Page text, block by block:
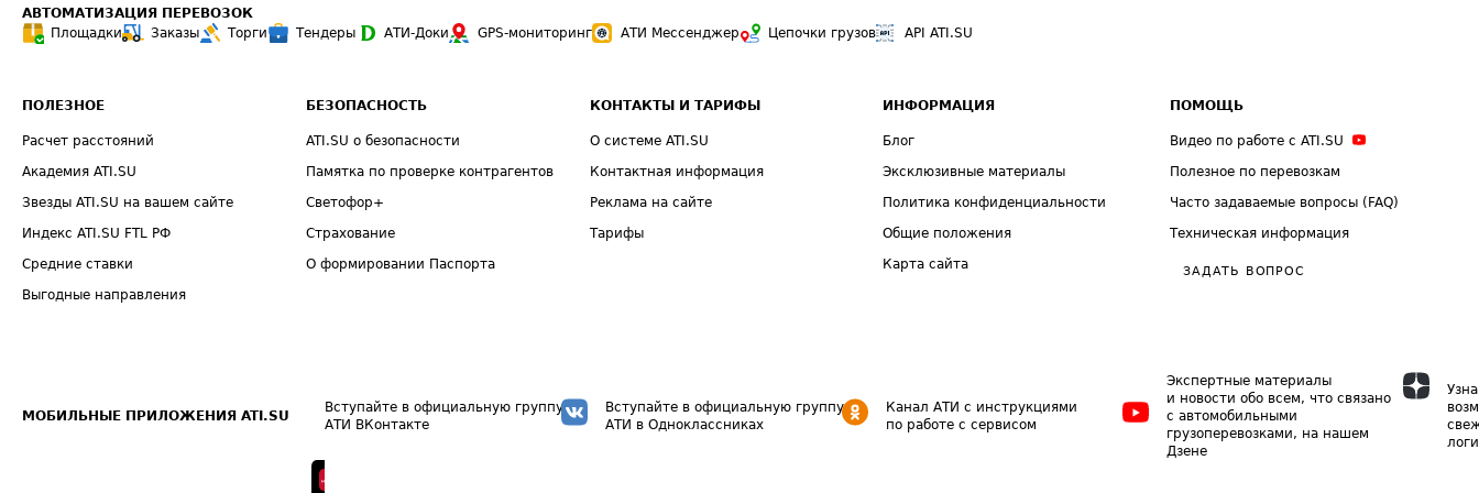
АВТОМАТИЗАЦИЯ ПЕРЕВОЗОК
Площадки
Заказы Торги Тендеры АТИ-Доки GPS-мониторинг АТИ Мессенджер Цепочки грузов API ATI.SU
ПОЛЕЗНОЕ
Расчет расстояний
Академия ATI.SU
Звезды ATI.SU на вашем сайте
Индекс ATI.SU FTL РФ
Средние ставки
Выгодные направления
БЕЗОПАСНОСТЬ
ATI.SU о безопасности
Памятка по проверке контрагентов
Светофор+
Страхование
О формировании Паспорта
КОНТАКТЫ И ТАРИФЫ
О системе ATI.SU
Контактная информация
Реклама на сайте
Тарифы
ИНФОРМАЦИЯ
Блог
Эксклюзивные материалы
Политика конфиденциальности
Общие положения
Карта сайта
ПОМОЩЬ
Видео по работе с ATI.SU
Полезное по перевозкам
Часто задаваемые вопросы (FAQ)
Техническая информация
ЗАДАТЬ ВОПРОС
МОБИЛЬНЫЕ ПРИЛОЖЕНИЯ ATI.SU
Вступайте в официальную группу
АТИ ВКонтакте
Вступайте в официальную группу
АТИ в Одноклассниках
Канал АТИ с инструкциями
по работе с сервисом
Экспертные материалы
и новости обо всем, что связано
с автомобильными
грузоперевозками, на нашем
Дзене